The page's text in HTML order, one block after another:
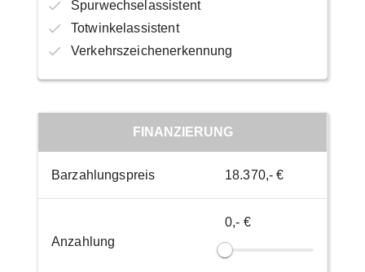
Spurwechselassistent
Totwinkelassistent
Verkehrszeichenerkennung
FINANZIERUNG
Barzahlungspreis 18.370,- €
Anzahlung
0,- €